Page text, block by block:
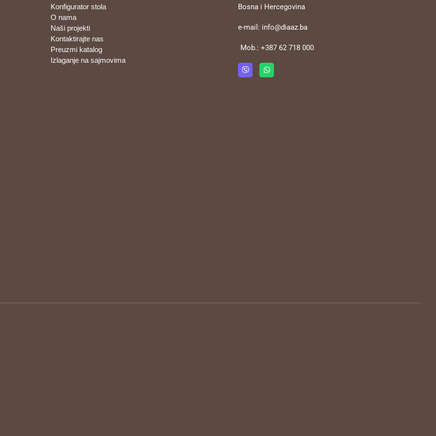
Konfigurator stola
O nama
Naši projekti
Kontaktirajte nas
Preuzmi katalog
Izlaganje na sajmovima
Bosna i Hercegovina
e-mail: info@diaaz.ba
Mob.:+387 62 718 000